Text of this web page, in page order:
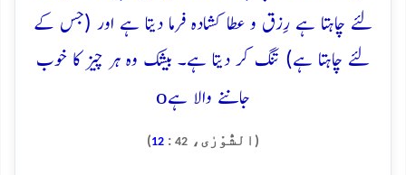
لئے چاہتا ہے رِزق و عطا کشادہ فرما دیتا ہے اور (جس کے
لئے چاہتا ہے) تنگ کر دیتا ہے۔ بیشک وہ ہر چیز کا خوب
جاننے والا ہےo
(الشُّوْرٰی، 42
:
12
)